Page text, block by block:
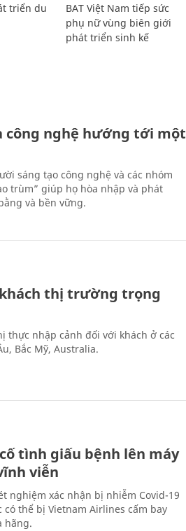
triển du
BAT Việt Nam tiếp sức
phụ nữ vùng biên giới
phát triển sinh kế
công nghệ hướng tới một
sáng tạo công nghệ và các nhóm
trùm” giúp họ hòa nhập và phát
và bền vững.
thị trường trọng
thực nhập cảnh đối với khách ở các
Bắc Mỹ, Australia.
tình giấu bệnh lên máy
viễn
nghiệm xác nhận bị nhiễm Covid-19
thể bị Vietnam Airlines cấm bay
hãng.